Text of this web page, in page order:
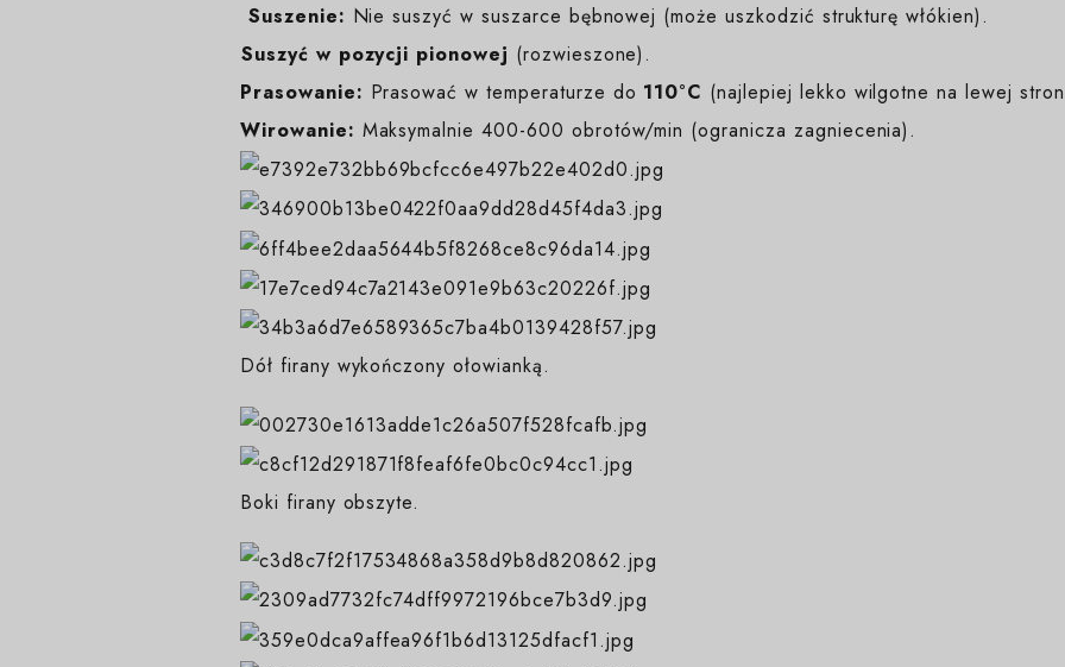
Suszenie: Nie suszyć w suszarce bębnowej (może uszkodzić strukturę włókien).
️Suszyć w pozycji pionowej (rozwieszone).
Prasowanie: Prasować w temperaturze do 110°C (najlepiej lekko wilgotne na lewej
Wirowanie: Maksymalnie 400-600 obrotów/min (ogranicza zagniecenia).
Dół firany wykończony ołowianką.
Boki firany obszyte.